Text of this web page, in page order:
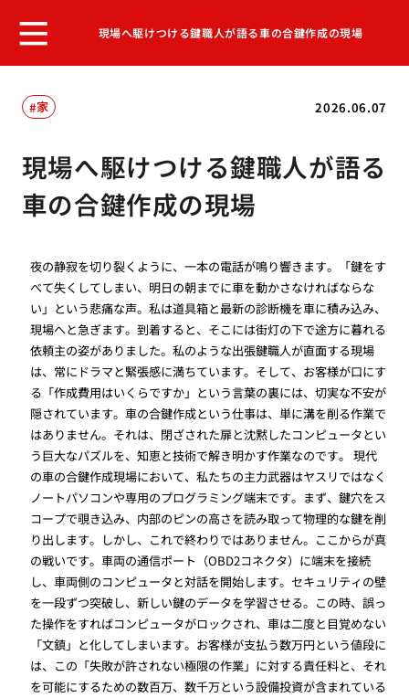
現場へ駆けつける鍵職人が語る車の合鍵作成の現場
2026.06.07
家
現場へ駆けつける鍵職人が語る
車の合鍵作成の現場
夜の静寂を切り裂くように、一本の電話が鳴り響きます。「鍵をす
べて失くしてしまい、明日の朝までに車を動かさなければならな
い」という悲痛な声。私は道具箱と最新の診断機を車に積み込み、
現場へと急ぎます。到着すると、そこには街灯の下で途方に暮れる
依頼主の姿がありました。私のような出張鍵職人が直面する現場
は、常にドラマと緊張感に満ちています。そして、お客様が口にす
る「作成費用はいくらですか」という言葉の裏には、切実な不安が
隠されています。車の合鍵作成という仕事は、単に溝を削る作業で
はありません。それは、閉ざされた扉と沈黙したコンピュータとい
う巨大なパズルを、知恵と技術で解き明かす作業なのです。 現代
の車の合鍵作成現場において、私たちの主力武器はヤスリではなく
ノートパソコンや専用のプログラミング端末です。まず、鍵穴をス
コープで覗き込み、内部のピンの高さを読み取って物理的な鍵を削
り出します。しかし、これで終わりではありません。ここからが真
の戦いです。車両の通信ポート（OBD2コネクタ）に端末を接続
し、車両側のコンピュータと対話を開始します。セキュリティの壁
を一段ずつ突破し、新しい鍵のデータを学習させる。この時、誤っ
た操作をすればコンピュータがロックされ、車は二度と目覚めない
「文鎮」と化してしまいます。お客様が支払う数万円という値段に
は、この「失敗が許されない極限の作業」に対する責任料と、それ
を可能にするための数百万、数千万という設備投資が含まれている